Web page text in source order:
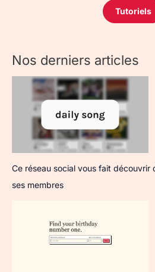
Tutoriels
Nos derniers articles
Ce réseau social vous fait découvrir
ses membres